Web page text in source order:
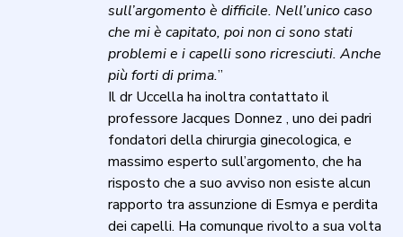
sull’argomento è difficile. Nell’unico caso
che mi è capitato, poi non ci sono stati
problemi e i capelli sono ricresciuti. Anche
più forti di prima.”
Il dr Uccella ha inoltra contattato il
professore Jacques Donnez , uno dei padri
fondatori della chirurgia ginecologica, e
massimo esperto sull’argomento, che ha
risposto che a suo avviso non esiste alcun
rapporto tra assunzione di Esmya e perdita
dei capelli. Ha comunque rivolto a sua volta